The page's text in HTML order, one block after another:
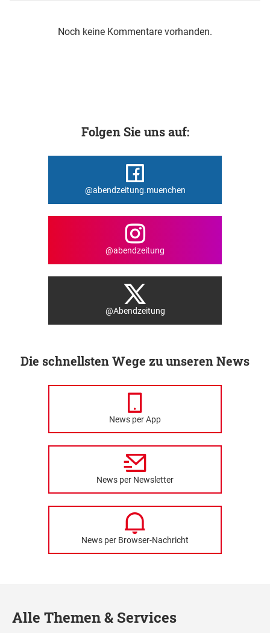
Noch keine Kommentare vorhanden.
Folgen Sie uns auf:
@abendzeitung.muenchen
@abendzeitung
@Abendzeitung
Die schnellsten Wege zu unseren News
News per App
News per Newsletter
News per Browser-Nachricht
Alle Themen & Services